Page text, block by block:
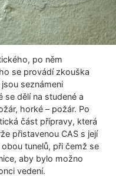
po něm
se provádí zkouška
seznámeni
se dělí na studené a
horké – požár. Po
část přípravy, která
přistavenou CAS s její
tunelů, při čemž se
aby bylo možno
vedení.